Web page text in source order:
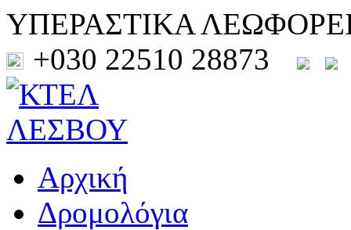
ΥΠΕΡΑΣΤΙΚΑ
+030 22510 28873
Αρχική
Δρομολόγια